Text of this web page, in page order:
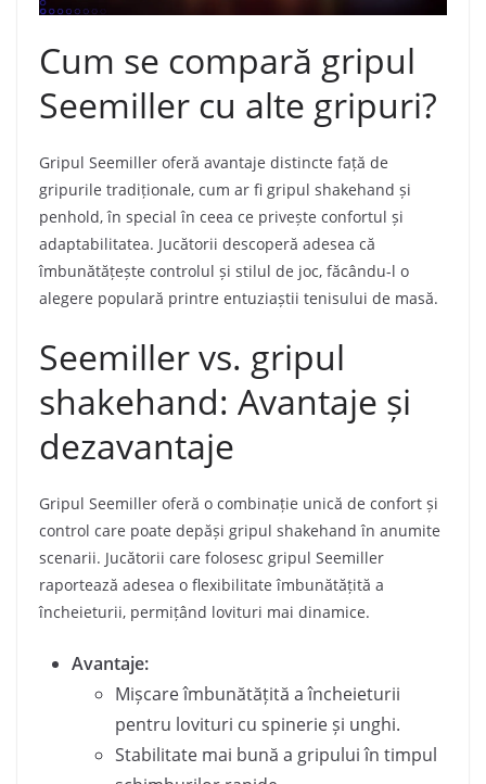
Cum se compară gripul
Seemiller cu alte gripuri?
Gripul Seemiller oferă avantaje distincte față de
gripurile tradiționale, cum ar fi gripul shakehand și
penhold, în special în ceea ce privește confortul și
adaptabilitatea. Jucătorii descoperă adesea că
îmbunătățește controlul și stilul de joc, făcându-l o
alegere populară printre entuziaștii tenisului de masă.
Seemiller vs. gripul
shakehand: Avantaje și
dezavantaje
Gripul Seemiller oferă o combinație unică de confort și
control care poate depăși gripul shakehand în anumite
scenarii. Jucătorii care folosesc gripul Seemiller
raportează adesea o flexibilitate îmbunătățită a
încheieturii, permițând lovituri mai dinamice.
Avantaje:
Mișcare îmbunătățită a încheieturii
pentru lovituri cu spinerie și unghi.
Stabilitate mai bună a gripului în timpul